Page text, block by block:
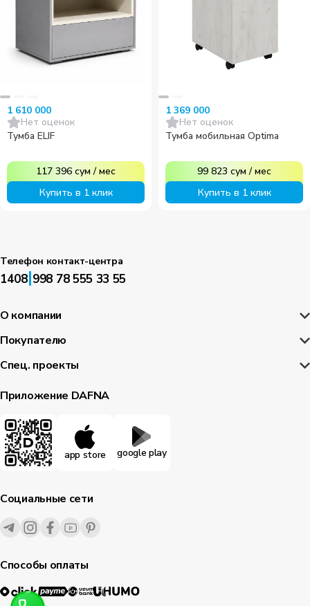
1 610 000
Нет оценок
Тумба ELIF
117 396 сум /мес
Купить в 1 клик
1 369 000
Нет оценок
Тумба мобильная Optima
99 823 сум /мес
Купить в 1 клик
Телефон контакт-центра
1408|998 78 555 33 55
О компании
Покупателю
Спец. проекты
Приложение DAFNA
app store google play
Социальные сети
Способы оплаты